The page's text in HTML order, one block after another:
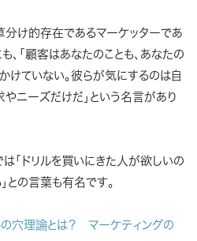
分け的存在であるマーケッターであ
、 「顧客はあなたのことも、あなたの
けていない。彼らが気にするのは自
ニーズだけだ」 という名言があり
は「ドリルを買いにきた人が欲しいの
との言葉も有名です。
の穴理論とは？ マーケティングの